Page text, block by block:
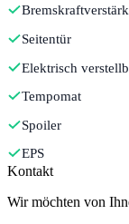
Seitentür
Elektrisch
Tempomat
Spoiler
EPS
Kontakt
Wir möchten von